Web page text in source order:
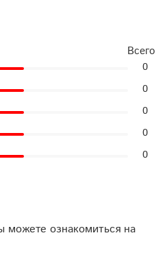
Всего
0
0
0
0
0
можете ознакомиться на